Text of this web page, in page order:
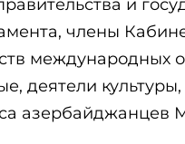
и
члены
международных
деятели
азербайджанцев